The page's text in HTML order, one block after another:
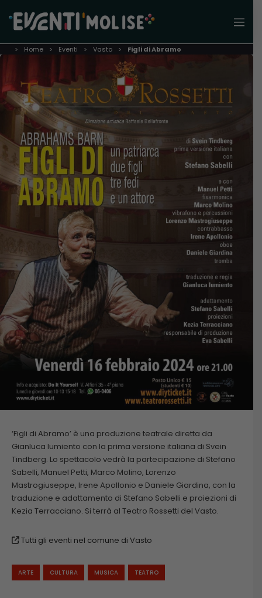
Home Eventi Vasto Figli di Abramo
‘Figli di Abramo’ è una produzione teatrale diretta da
Gianluca Iumiento con la prima versione italiana di Svein
Tindberg. Lo spettacolo vedrà la partecipazione di Stefano
Sabelli, Manuel Petti, Marco Molino, Lorenzo
Mastrogiuseppe, Irene Apollonio e Daniele Giardina, con la
traduzione e adattamento di Stefano Sabelli e proiezioni di
Kezia Terracciano. Si terrà al Teatro Rossetti del Vasto.
Tutti gli eventi nel comune di Vasto
ARTE CULTURA MUSICA TEATRO